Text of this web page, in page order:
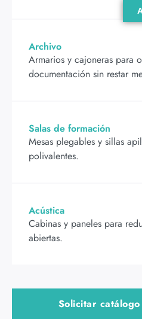
Archivo
Armarios y cajoneras para
documentación sin restar
Salas de formación
Mesas plegables y sillas
polivalentes.
Acústica
Cabinas y paneles para
abiertas.
Solicitar